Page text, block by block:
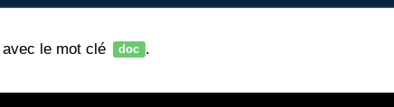
le mot clé doc .